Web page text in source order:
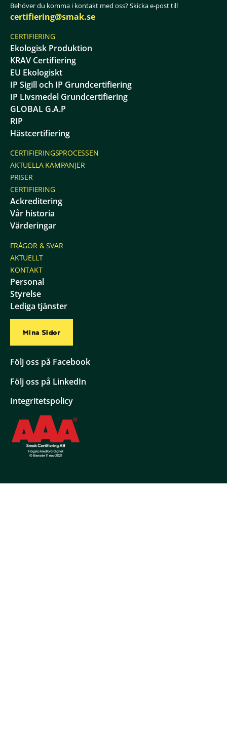
Behöver du komma i kontakt med oss? Skicka e-post till
certifiering@smak.se
CERTIFIERING
Ekologisk Produktion
KRAV Certifiering
EU Ekologiskt
IP Sigill och IP Grundcertifiering
IP Livsmedel Grundcertifiering
GLOBAL G.A.P
RIP
Hästcertifiering
CERTIFIERINGSPROCESSEN
AKTUELLA KAMPANJER
PRISER
CERTIFIERING
Ackreditering
Vår historia
Värderingar
FRÅGOR & SVAR
AKTUELLT
KONTAKT
Personal
Styrelse
Lediga tjänster
Mina Sidor
Följ oss på Facebook
Följ oss på LinkedIn
Integritetspolicy